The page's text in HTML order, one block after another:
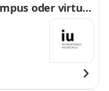
oder virtuel